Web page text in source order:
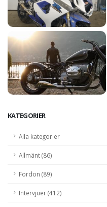
KATEGORIER
Alla kategorier
Allmänt (86)
Fordon (89)
Intervjuer (412)